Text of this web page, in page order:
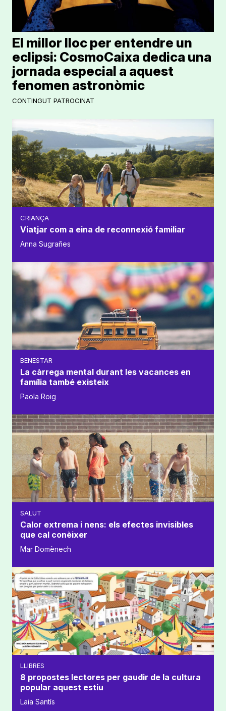
CONTINGUT PATROCINAT
El millor lloc per entendre un
eclipsi: CosmoCaixa dedica una
jornada especial a aquest
fenomen astronòmic
CRIANÇA
Viatjar com a eina de reconnexió familiar
Anna Sugrañes
BENESTAR
La càrrega mental durant les vacances en
família també existeix
Paola Roig
SALUT
Calor extrema i nens: els efectes invisibles
que cal conèixer
Mar Domènech
LLIBRES
8 propostes lectores per gaudir de la cultura
popular aquest estiu
Laia Santís